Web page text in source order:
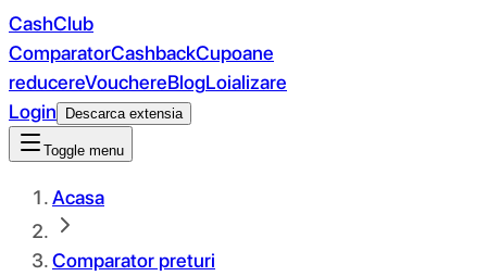
CashClub
ComparatorCashbackCupoane
reducereVouchereBlogLoializare
Login
Descarca extensia
Toggle menu
Acasa
Comparator preturi